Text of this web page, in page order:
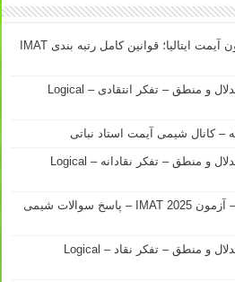
نحوه رتبه بندی داوطلبان در آزمون آیمت ایتالیا؛ قوانین کامل رتبه بندی IMAT
نمونه سوالات آیمت ایتالیا – استدلال و منطق – تفکر انتقادی – Logical
– کانال شیمی آیمت استاد نباتی
نمونه سوالات آیمت ایتالیا – استدلال و منطق – تفکر نقادانه – Logical
پاسخ سوالات آیمت ۲۰۲۵ ایتالیا – آزمون IMAT 2025 – پاسخ سوالات شیمی
نمونه سوالات آیمت ایتالیا – استدلال و منطق – تفکر نقاد – Logical